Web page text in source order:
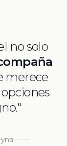
no solo
merece